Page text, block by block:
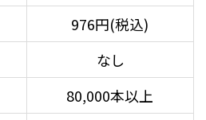
976円(税込)
なし
80,000本以上